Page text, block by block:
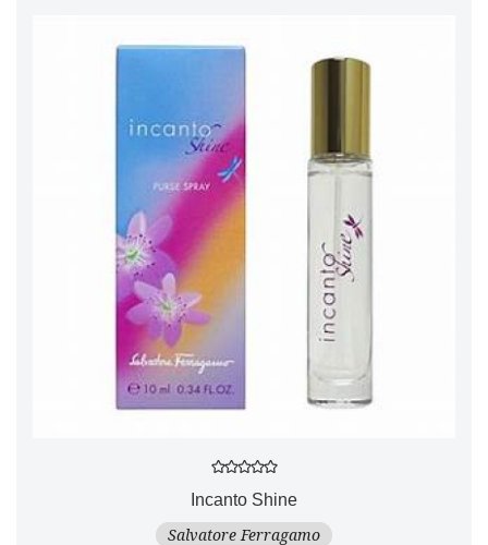
Incanto Shine
Salvatore Ferragamo